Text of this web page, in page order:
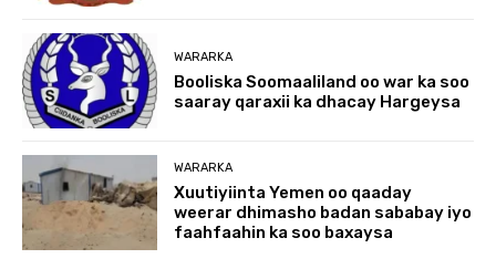
WARARKA
Booliska Soomaaliland oo war ka soo
saaray qaraxii ka dhacay Hargeysa
WARARKA
Xuutiyiinta Yemen oo qaaday
weerar dhimasho badan sababay iyo
faahfaahin ka soo baxaysa